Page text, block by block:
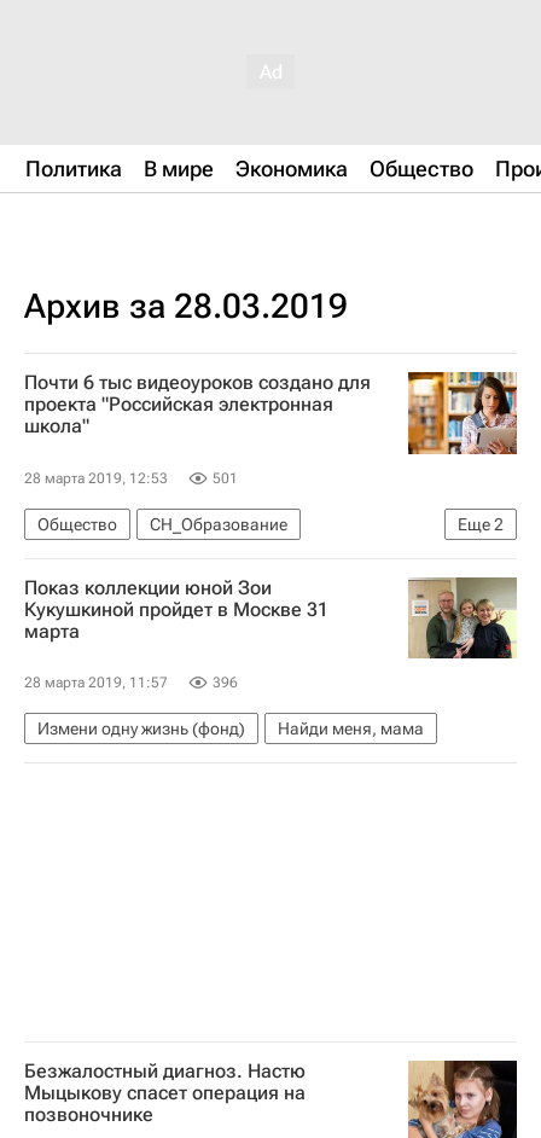
Политика В мире Экономика Общество
Архив за 28.03.2019
Почти 6 тыс видеоуроков создано для
проекта "Российская электронная
школа"
28 марта 2019, 12:53 501
Еще2
Общество
СН_Образование
Татьяна Синюгина
Министерство просвещения России (Минпросвещения России)
Показ коллекции юной Зои
Кукушкиной пройдет в Москве 31
марта
28 марта 2019, 11:57 396
Измени одну жизнь (фонд) Найди меня, мама
Безжалостный диагноз. Настю
Мыцыкову спасет операция на
позвоночнике